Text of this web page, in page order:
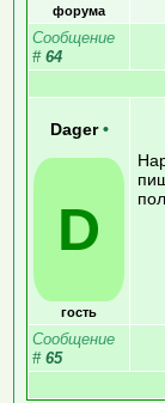
форума
Сообщение
# 64
Dager •
D
гость
Сообщение
# 65